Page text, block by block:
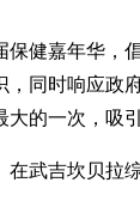
保健嘉年华，
，同时响应政
的一次，吸
在武吉坎贝拉